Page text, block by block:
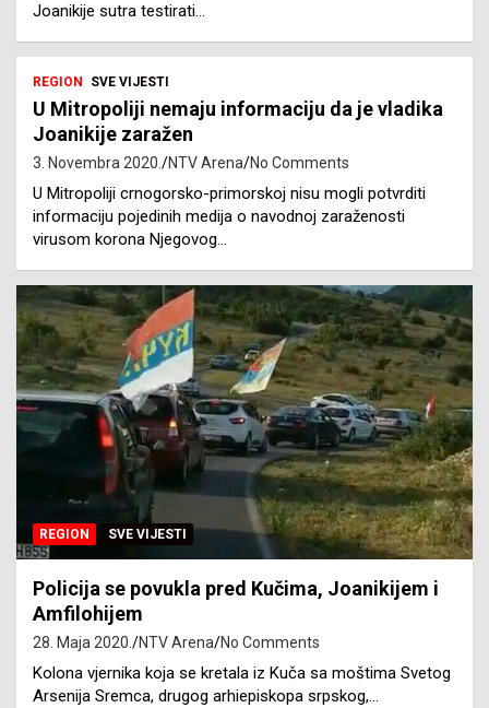
Joanikije sutra testirati…
REGION SVE VIJESTI
U Mitropoliji nemaju informaciju da je vladika
Joanikije zaražen
3. Novembra 2020. NTV Arena No Comments
U Mitropoliji crnogorsko-primorskoj nisu mogli potvrditi
informaciju pojedinih medija o navodnoj zaraženosti
virusom korona Njegovog…
REGION SVE VIJESTI
Policija se povukla pred Kučima, Joanikijem i
Amfilohijem
28. Maja 2020. NTV Arena No Comments
Kolona vjernika koja se kretala iz Kuča sa moštima Svetog
Arsenija Sremca, drugog arhiepiskopa srpskog,…